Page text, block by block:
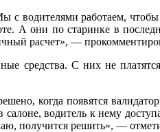
с водителями работаем,
А они по старинке в
расчет», —
средства. С них не
когда появятся
водитель к нему
получится решить», —